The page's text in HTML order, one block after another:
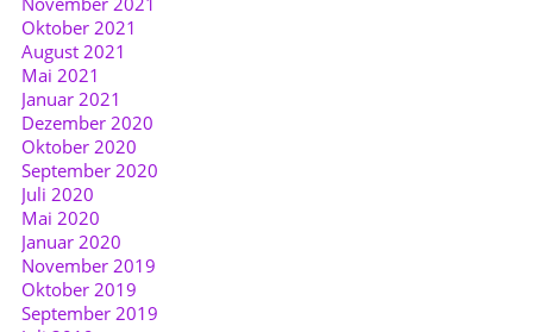
Oktober 2021
August 2021
Mai 2021
Januar 2021
Dezember 2020
Oktober 2020
September 2020
Juli 2020
Mai 2020
Januar 2020
November 2019
Oktober 2019
September 2019